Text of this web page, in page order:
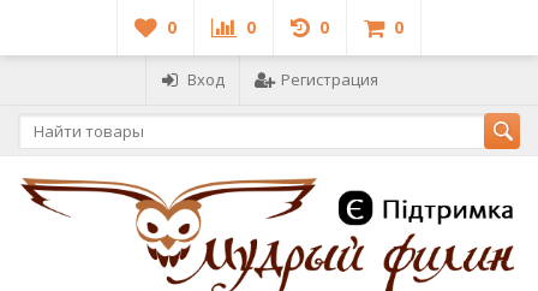
0 0 0 0
Вход Регистрация